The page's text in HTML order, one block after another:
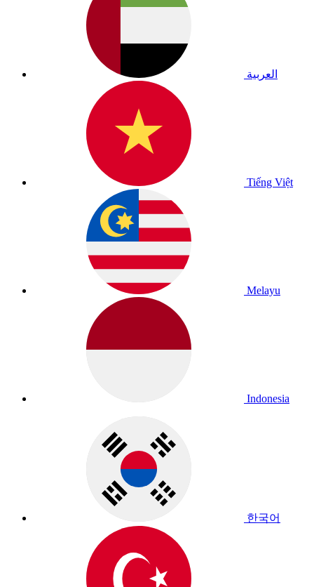
العربية
Tiếng Việt
Melayu
Indonesia
한국어